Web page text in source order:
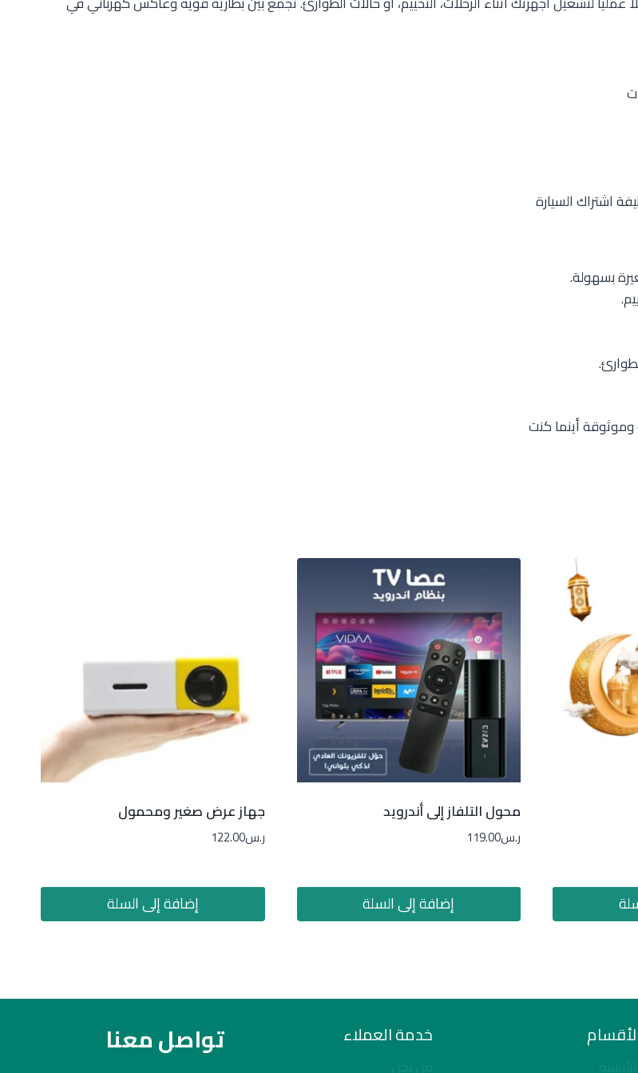
وموثوقة أينما كنت
محول التلفاز إلى أندرويد
ر.س119.00
إضافة إلى السلة
جهاز عرض صغير ومحمول
ر.س122.00
إضافة إلى السلة
الرئيسية
خدمة العملاء
من نحن
تواصل معنا